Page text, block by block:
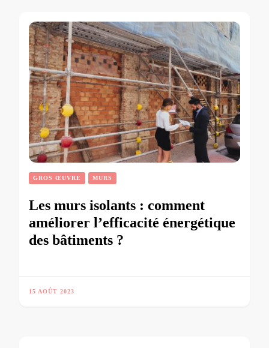
GROS ŒUVRE MURS
Les murs isolants : comment
améliorer l’efficacité énergétique
des bâtiments ?
15 AOÛT 2023